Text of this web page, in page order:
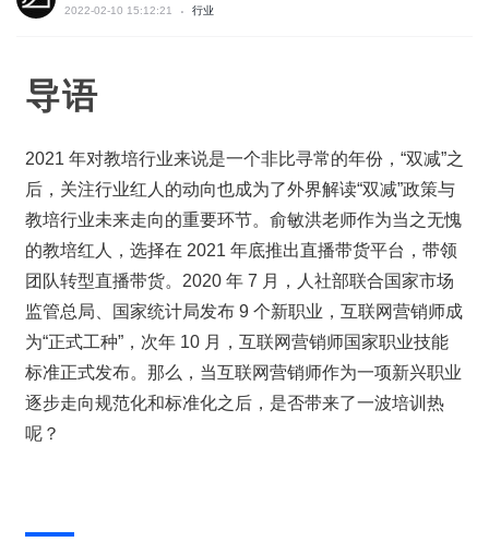
2022-02-10 15:12:21 行业
导语
2021 年对教培行业来说是一个非比寻常的年份，“双减”之
后，关注行业红人的动向也成为了外界解读“双减”政策与
教培行业未来走向的重要环节。俞敏洪老师作为当之无愧
的教培红人，选择在 2021 年底推出直播带货平台，带领
团队转型直播带货。2020 年 7 月，人社部联合国家市场
监管总局、国家统计局发布 9 个新职业，互联网营销师成
为“正式工种”，次年 10 月，互联网营销师国家职业技能
标准正式发布。那么，当互联网营销师作为一项新兴职业
逐步走向规范化和标准化之后，是否带来了一波培训热
呢？